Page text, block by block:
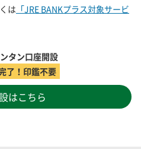
は 「JRE BANKプラス対象サービ
タン口座開設
了！印鑑不要
はこちら